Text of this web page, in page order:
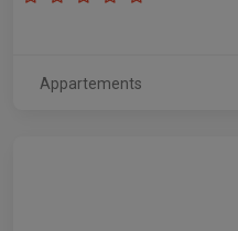
Appartements